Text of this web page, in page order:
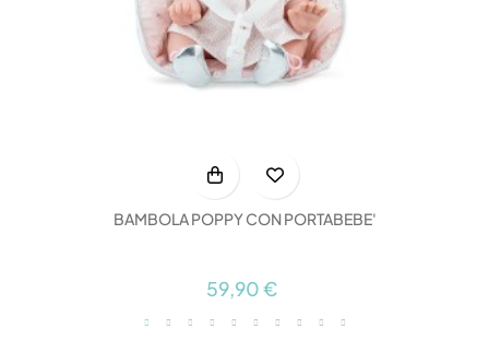
BAMBOLA POPPY CON PORTABEBE'
59,90 €